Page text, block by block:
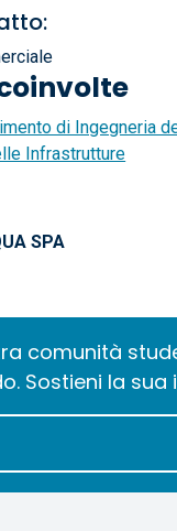
di Ingegneria
Infrastrutture
SPA
comunità
Sostieni la sua